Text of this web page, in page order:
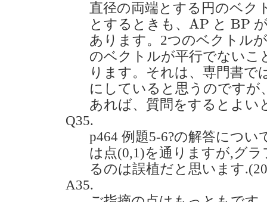
直径の両端とする円のベク
とするときも、 AP
AP と BP
BP
あります。2つのベクトル
のベクトルが平行でないこ
ります。それは、専門書で
にしていると思うのですが
あれば、質問をするとよい
Q35.
p464 例題5-6?の解答につ
は点(0,1)を通りますが,グ
るのは誤植だと思います
A35.